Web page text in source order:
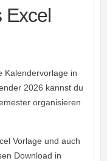
Excel
Kalendervorlage in
2026 kannst du
organisieren
Vorlage und auch
Download in